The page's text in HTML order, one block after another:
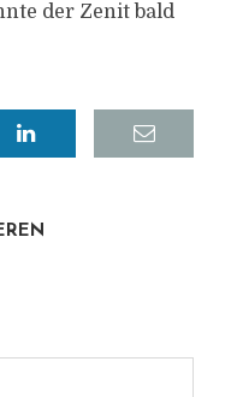
der Zenit bald